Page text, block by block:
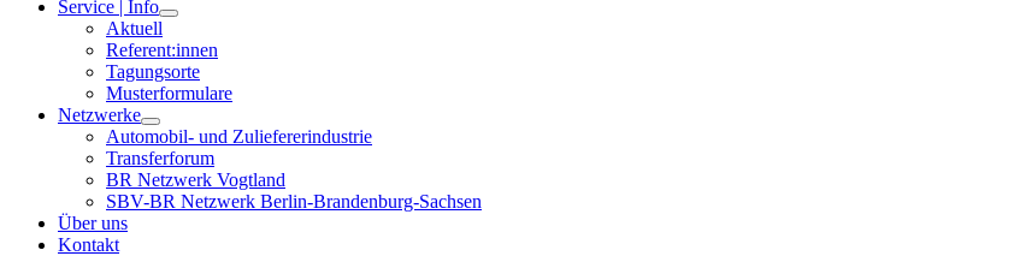
Service | Info
Aktuell
Referent:innen
Tagungsorte
Musterformulare
Netzwerke
Automobil- und Zuliefererindustrie
Transferforum
BR Netzwerk Vogtland
SBV-BR Netzwerk Berlin-Brandenburg-Sachsen
Über uns
Kontakt